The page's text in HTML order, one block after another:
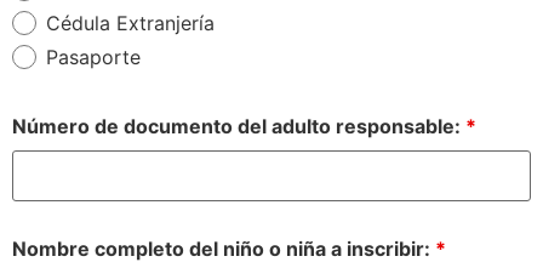
Cédula Extranjería
Pasaporte
Número de documento del adulto responsable: *
Nombre completo del niño o niña a inscribir: *